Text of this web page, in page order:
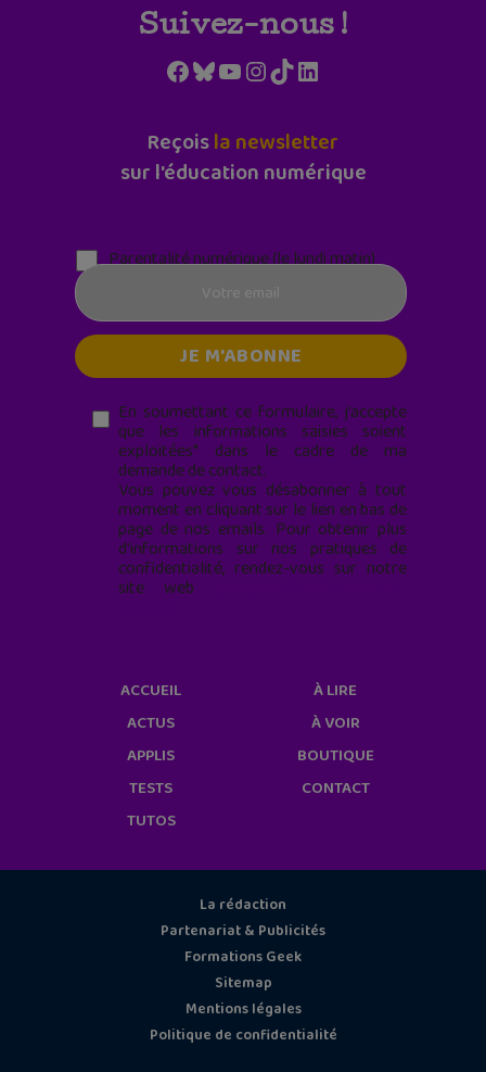
Suivez-nous !
Facebook
Bluesky
YouTube
Instagram
TikTokLinkedIn
Reçoisla newsletter
sur l'éducation numérique
Parentalité numérique (le lundi matin)
En soumettant ce formulaire, j’accepte
que les informations saisies soient
exploitées* dans le cadre de ma
demande de contact.
Vous pouvez vous désabonner à tout
moment en cliquant sur le lien en bas de
page de nos emails. Pour obtenir plus
d'informations sur nos pratiques de
confidentialité, rendez-vous sur notre
site web
ACCUEIL
ACTUS
APPLIS
TESTS
TUTOS
À LIRE
À VOIR
BOUTIQUE
CONTACT
La rédaction
Partenariat & Publicités
Formations Geek
Sitemap
Mentions légales
Politique de confidentialité